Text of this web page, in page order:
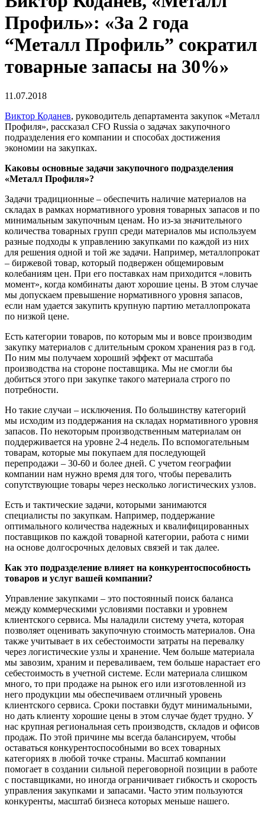
Профиль»: «За 2 года
“Металл Профиль” сократил
товарные запасы на 30%»
11.07.2018
Виктор Коданев, руководитель департамента закупок «Металл
Профиля», рассказал CFO Russia о задачах закупочного
подразделения его компании и способах достижения
экономии на закупках.
Каковы основные задачи закупочного подразделения
«Металл Профиля»?
Задачи традиционные – обеспечить наличие материалов на
складах в рамках нормативного уровня товарных запасов и по
минимальным закупочным ценам. Но из-за значительного
количества товарных групп среди материалов мы используем
разные подходы к управлению закупками по каждой из них
для решения одной и той же задачи. Например, металлопрокат
– биржевой товар, который подвержен общемировым
колебаниям цен. При его поставках нам приходится «ловить
момент», когда комбинаты дают хорошие цены. В этом случае
мы допускаем превышение нормативного уровня запасов,
если нам удается закупить крупную партию металлопроката
по низкой цене.
Есть категории товаров, по которым мы и вовсе производим
закупку материалов с длительным сроком хранения раз в год.
По ним мы получаем хороший эффект от масштаба
производства на стороне поставщика. Мы не смогли бы
добиться этого при закупке такого материала строго по
потребности.
Но такие случаи – исключения. По большинству категорий
мы исходим из поддержания на складах нормативного уровня
запасов. По некоторым производственным материалам он
поддерживается на уровне 2-4 недель. По вспомогательным
товарам, которые мы покупаем для последующей
перепродажи – 30-60 и более дней. С учетом географии
компании нам нужно время для того, чтобы перевалить
сопутствующие товары через несколько логистических узлов.
Есть и тактические задачи, которыми занимаются
специалисты по закупкам. Например, поддержание
оптимального количества надежных и квалифицированных
поставщиков по каждой товарной категории, работа с ними
на основе долгосрочных деловых связей и так далее.
Как это подразделение влияет на конкурентоспособность
товаров и услуг вашей компании?
Управление закупками – это постоянный поиск баланса
между коммерческими условиями поставки и уровнем
клиентского сервиса. Мы наладили систему учета, которая
позволяет оценивать закупочную стоимость материалов. Она
также учитывает в их себестоимости затраты на перевалку
через логистические узлы и хранение. Чем больше материала
мы завозим, храним и переваливаем, тем больше нарастает его
себестоимость в учетной системе. Если материала слишком
много, то при продаже на рынок его или изготовленной из
него продукции мы обеспечиваем отличный уровень
клиентского сервиса. Сроки поставки будут минимальными,
но дать клиенту хорошие цены в этом случае будет трудно. У
нас крупная региональная сеть производств, складов и офисов
продаж. По этой причине мы всегда балансируем, чтобы
оставаться конкурентоспособными во всех товарных
категориях в любой точке страны. Масштаб компании
помогает в создании сильной переговорной позиции в работе
с поставщиками, но иногда ограничивает гибкость и скорость
управления закупками и запасами. Часто этим пользуются
конкуренты, масштаб бизнеса которых меньше нашего.